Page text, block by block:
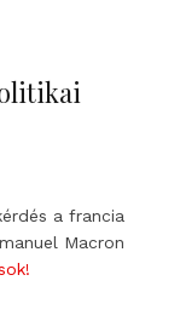
a francia
Macron